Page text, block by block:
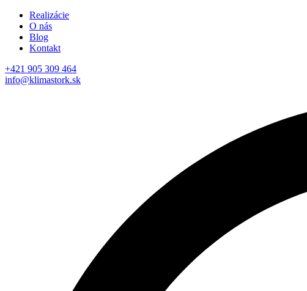
Realizácie
O nás
Blog
Kontakt
+421 905 309 464
info@klimastork.sk